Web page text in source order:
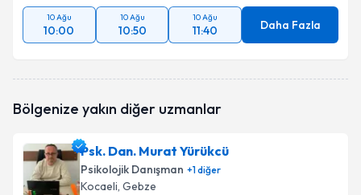
10 Ağu
10:00
10 Ağu
10:50
10 Ağu
11:40 Daha Fazla
Bölgenize yakın diğer uzmanlar
Psk. Dan. Murat Yürükcü
Psikolojik Danışman +1diğer
Kocaeli, Gebze